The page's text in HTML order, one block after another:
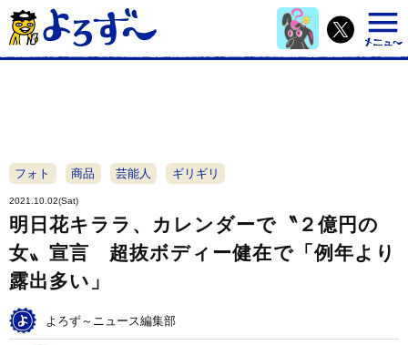
フォト 商品 芸能人 ギリギリ
2021.10.02(Sat)
明日花キララ、カレンダーで〝２億円の
女〟宣言 超抜ボディー健在で「例年より
露出多い」
よろず～ニュース編集部